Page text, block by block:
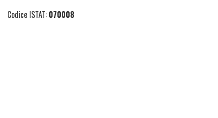
Codice ISTAT: 070008